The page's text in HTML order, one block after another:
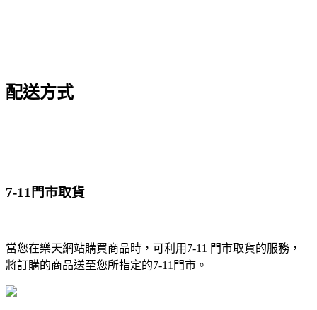
配送方式
7-11門市取貨
當您在樂天網站購買商品時，可利用7-11 門市取貨的服務，
將訂購的商品送至您所指定的7-11門市。